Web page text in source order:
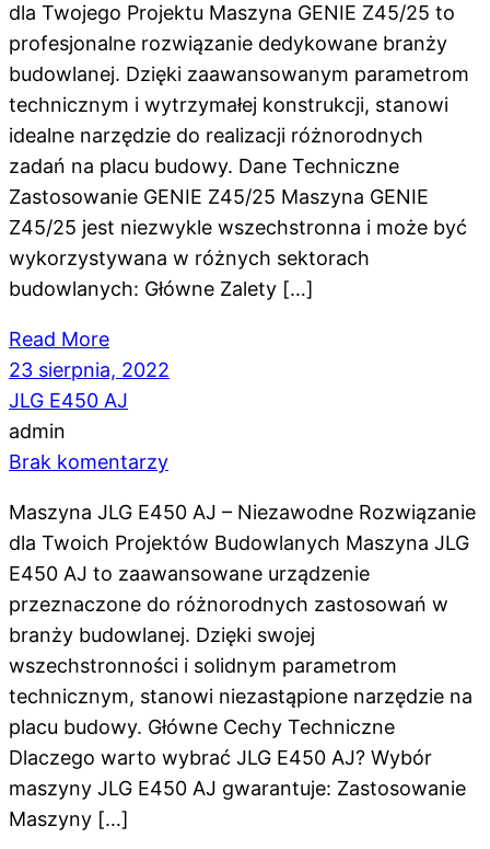
dla Twojego Projektu Maszyna GENIE Z45/25 to
profesjonalne rozwiązanie dedykowane branży
budowlanej. Dzięki zaawansowanym parametrom
technicznym i wytrzymałej konstrukcji, stanowi
idealne narzędzie do realizacji różnorodnych
zadań na placu budowy. Dane Techniczne
Zastosowanie GENIE Z45/25 Maszyna GENIE
Z45/25 jest niezwykle wszechstronna i może być
wykorzystywana w różnych sektorach
budowlanych: Główne Zalety […]
Read More
23 sierpnia, 2022
JLG E450 AJ
admin
Brak komentarzy
Maszyna JLG E450 AJ – Niezawodne Rozwiązanie
dla Twoich Projektów Budowlanych Maszyna JLG
E450 AJ to zaawansowane urządzenie
przeznaczone do różnorodnych zastosowań w
branży budowlanej. Dzięki swojej
wszechstronności i solidnym parametrom
technicznym, stanowi niezastąpione narzędzie na
placu budowy. Główne Cechy Techniczne
Dlaczego warto wybrać JLG E450 AJ? Wybór
maszyny JLG E450 AJ gwarantuje: Zastosowanie
Maszyny […]